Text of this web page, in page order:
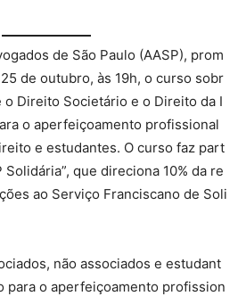
de São Paulo (AASP), prom
de outubro, às 19h, o curso sobr
o Direito Societário e o Direito da I
o aperfeiçoamento profissional
e estudantes. O curso faz part
Solidária”, que direciona 10% da re
ao Serviço Franciscano de Soli
não associados e estudant
para o aperfeiçoamento profission